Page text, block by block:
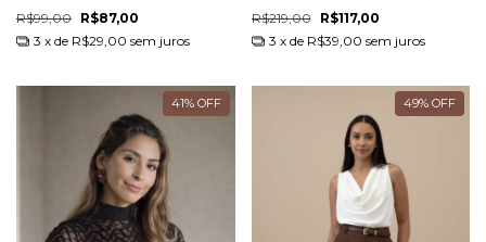
R$99,00 R$87,00
3 x de R$29,00 sem juros
R$219,00
R$117,00
3 x de R$39,00 sem juros
41% OFF 49% OFF